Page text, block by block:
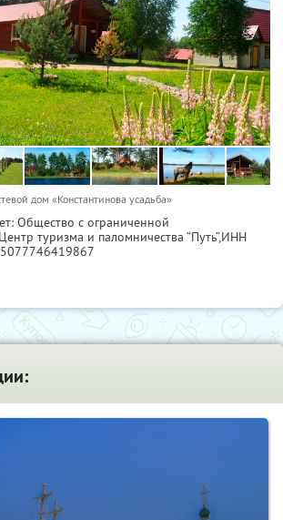
дом «Константинова усадьба»
Общество с ограниченной
туризма и паломничества “Путь”,ИНН